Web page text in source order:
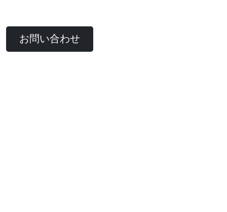
お問い合わせ